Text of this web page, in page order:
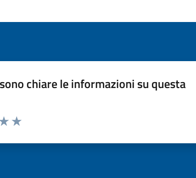
chiare le informazioni su questa
la pagina